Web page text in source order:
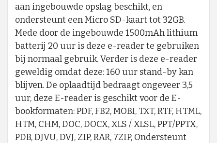
aan ingebouwde opslag beschikt, en
ondersteunt een Micro SD-kaart tot 32GB.
Mede door de ingebouwde 1500mAh lithium
batterij 20 uur is deze e-reader te gebruiken
bij normaal gebruik. Verder is deze e-reader
geweldig omdat deze: 160 uur stand-by kan
blijven. De oplaadtijd bedraagt ongeveer 3,5
uur, deze E-reader is geschikt voor de E-
bookformaten: PDF, FB2, MOBI, TXT, RTF, HTML,
HTM, CHM, DOC, DOCX, XLS / XLSL, PPT/PPTX,
PDB, DJVU, DVJ, ZIP, RAR, 7ZIP, Ondersteunt